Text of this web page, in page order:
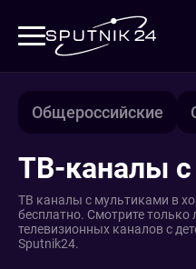
Общероссийские
ТВ-каналы
ТВ каналы с мультиками в
бесплатно. Смотрите только
телевизионных каналов с
Sputnik24.